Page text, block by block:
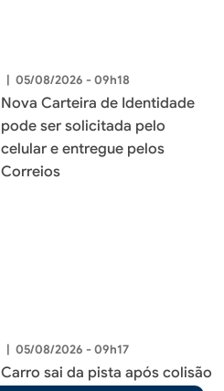
| 05/08/2026 - 09h18
Nova Carteira de Identidade
pode ser solicitada pelo
celular e entregue pelos
Correios
| 05/08/2026 - 09h17
Carro sai da pista após colisão